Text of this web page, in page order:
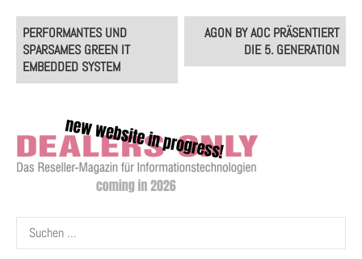
Post
navigation
PERFORMANTES UND
SPARSAMES GREEN IT
EMBEDDED SYSTEM
AGON BY AOC PRÄSENTIERT
DIE 5. GENERATION
Suchen
nach: